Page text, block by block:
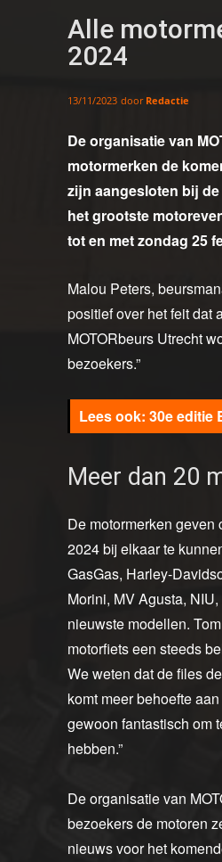
Alle
2024
13/11/2023 door Redactie
De organisatie van
motormerken de
zijn aangesloten bij
het grootste
tot en met zondag 25
Malou Peters,
positief over het feit dat
MOTORbeurs Utrecht
bezoekers.”
30e editie
Meer dan 20
De motormerken
2024 bij elkaar te
GasGas, Harley-
Morini, MV Agusta,
nieuwste modellen.
motorfiets een steeds
We weten dat de files
komt meer behoefte
gewoon fantastisch om
hebben.”
De organisatie van
bezoekers de motoren
nieuws voor het